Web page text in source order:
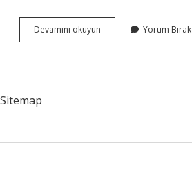
Devamını okuyun
Hangi
Yorum Bırak
Sitemap